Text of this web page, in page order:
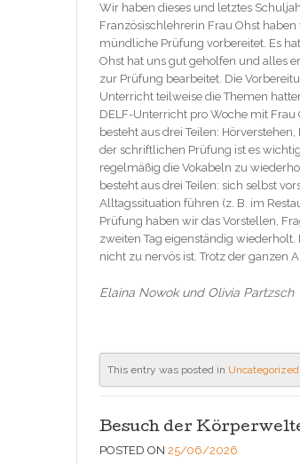
Wir haben dieses und letztes
Französischlehrerin Frau Ohst
mündliche Prüfung vorbereitet. Es
Ohst hat uns gut geholfen und alles
zur Prüfung bearbeitet. Die
Unterricht teilweise die Themen
DELF-Unterricht pro Woche mit
besteht aus drei Teilen:
der schriftlichen Prüfung ist es
regelmäßig die Vokabeln zu
besteht aus drei Teilen: sich selbst
Alltagssituation führen (z. B. im
Prüfung haben wir das Vorstellen,
zweiten Tag eigenständig
nicht zu nervös ist. Trotz der ganzen
Elaina Nowok und Olivia Partzsch
This entry was posted in Uncategorized
Besuch der
POSTED ON 25/06/2026